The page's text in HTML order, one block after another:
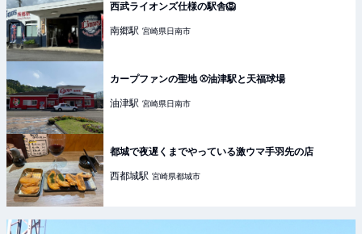
西武ライオンズ仕様の駅舎🦁
南郷駅 宮崎県日南市
カープファンの聖地 ⚾️油津駅と天福球場
油津駅 宮崎県日南市
都城で夜遅くまでやっている激ウマ手羽先の店
西都城駅 宮崎県都城市